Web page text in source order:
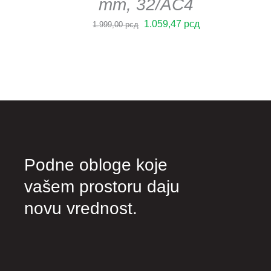
mm, 32/AC4
1.999,00рсд
Оригинална
1.059,47 рсд
Podne obloge koje
vašem prostoru daju
novu vrednost.